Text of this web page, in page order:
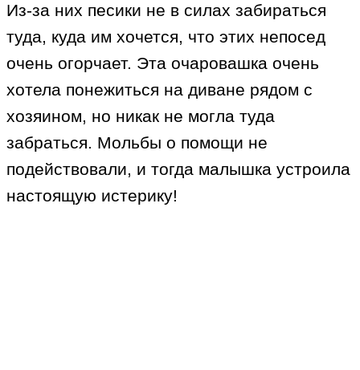
Из-за них песики не в силах забираться
туда, куда им хочется, что этих непосед
очень огорчает. Эта очаровашка очень
хотела понежиться на диване рядом с
хозяином, но никак не могла туда
забраться. Мольбы о помощи не
подействовали, и тогда малышка устроила
настоящую истерику!